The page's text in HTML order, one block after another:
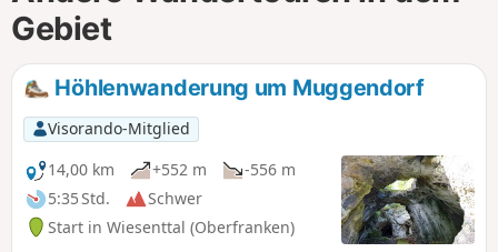
Gebiet
Höhlenwanderung um Muggendorf
Visorando-Mitglied
14,00 km
+552 m
-556 m
5:35 Std.
Schwer
Start in Wiesenttal (Oberfranken)